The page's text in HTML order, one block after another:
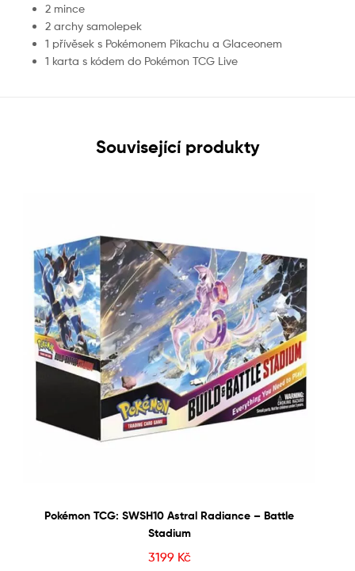
2 mince
2 archy samolepek
1 přívěsek s Pokémonem Pikachu a Glaceonem
1 karta s kódem do Pokémon TCG Live
Související produkty
Pokémon TCG: SWSH10 Astral Radiance – Battle
Stadium
3199 Kč